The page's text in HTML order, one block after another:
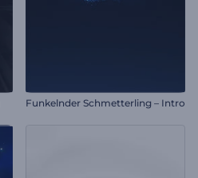
Funkelnder Schmetterling – Intro